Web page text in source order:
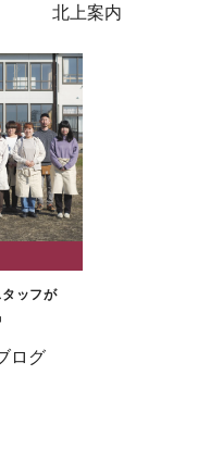
北上案内
ッフが
ログ